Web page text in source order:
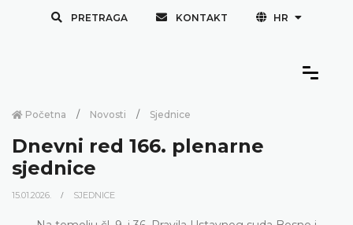
PRETRAGA KONTAKT HR
Početna Novosti Sjednice
Dnevni red 166. plenarne
sjednice
15.01.2026. SJEDNICE